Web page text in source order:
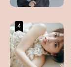
4
4
4